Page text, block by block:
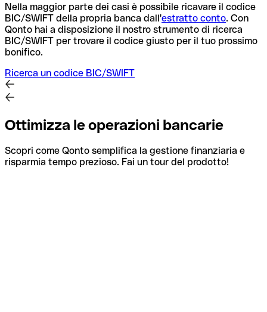
Nella maggior parte dei casi è possibile ricavare il codice
BIC/SWIFT della propria banca dall'estratto conto. Con
Qonto hai a disposizione il nostro strumento di ricerca
BIC/SWIFT per trovare il codice giusto per il tuo prossimo
bonifico.
Ricerca un codice BIC/SWIFT
Ottimizza le operazioni bancarie
Scopri come Qonto semplifica la gestione finanziaria e
risparmia tempo prezioso. Fai un tour del prodotto!